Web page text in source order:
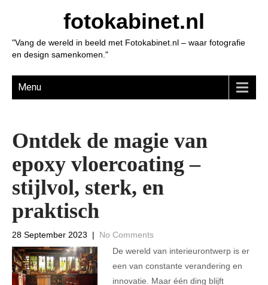
fotokabinet.nl
"Vang de wereld in beeld met Fotokabinet.nl – waar fotografie
en design samenkomen."
Menu
Ontdek de magie van
epoxy vloercoating –
stijlvol, sterk, en
praktisch
28 September 2023 | No Comments
De wereld van interieurontwerp is er
een van constante verandering en
innovatie. Maar één ding blijft